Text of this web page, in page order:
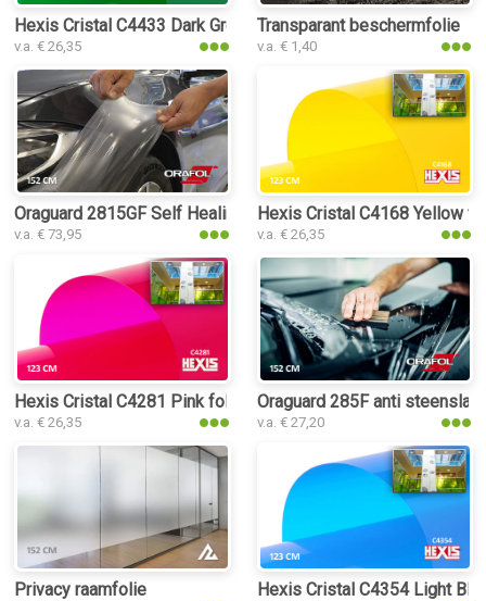
Hexis Cristal C4433 Dark Green folie
v.a. € 26,35
Transparant beschermfolie
v.a. € 1,40
Oraguard 2815GF Self Healing PPF folie
v.a. € 73,95
Hexis Cristal C4168 Yellow
v.a. € 26,35
Hexis Cristal C4281 Pink folie
v.a. € 26,35
Oraguard 285F anti
v.a. € 27,20
Privacy raamfolie Hexis Cristal C4354 Light